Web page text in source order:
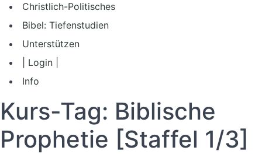
Christlich-Politisches
Bibel: Tiefenstudien
Unterstützen
| Login |
Info
Kurs-Tag: Biblische
Prophetie [Staffel 1/3]